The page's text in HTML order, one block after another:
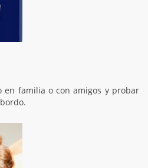
en familia o con amigos y probar